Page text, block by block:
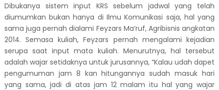
Dibukanya sistem input KRS sebelum jadwal yang telah
diumumkan bukan hanya di Ilmu Komunikasi saja, hal yang
sama juga pernah dialami Feyzars Ma’ruf, Agribisnis angkatan
2014. Semasa kuliah, Feyzars pernah mengalami kejadian
serupa saat input mata kuliah. Menurutnya, hal tersebut
adalah wajar setidaknya untuk jurusannya, “Kalau udah dapet
pengumuman jam 8 kan hitungannya sudah masuk hari
yang sama, jadi di atas jam 12 malam itu hal yang wajar